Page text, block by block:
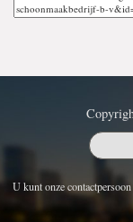
U kunt onze